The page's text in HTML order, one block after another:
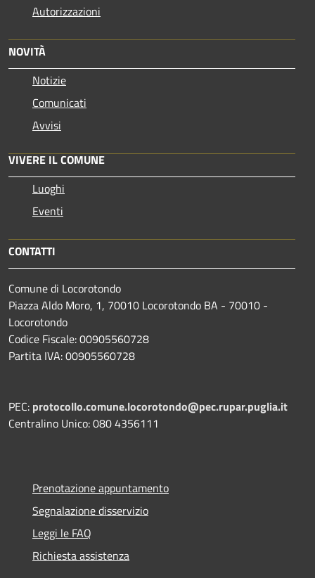
Autorizzazioni
NOVITÀ
Notizie
Comunicati
Avvisi
VIVERE IL COMUNE
Luoghi
Eventi
CONTATTI
Comune di Locorotondo
Piazza Aldo Moro, 1, 70010 Locorotondo BA - 70010 -
Locorotondo
Codice Fiscale: 00905560728
Partita IVA: 00905560728
PEC: protocollo.comune.locorotondo@pec.rupar.puglia.it
Centralino Unico: 080 4356111
Prenotazione appuntamento
Segnalazione disservizio
Leggi le FAQ
Richiesta assistenza